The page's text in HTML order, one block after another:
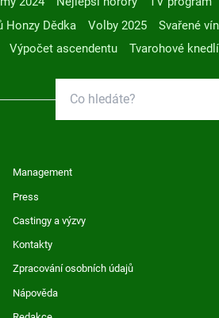
Honzy Dědka Volby 2025 Svařené
Výpočet ascendentu
Tvarohové
Management
Press
Castingy a výzvy
Kontakty
Zpracování osobních údajů
Nápověda